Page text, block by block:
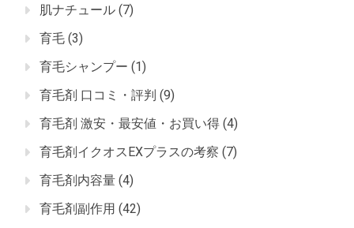
肌ナチュール (7)
育毛 (3)
育毛シャンプー (1)
育毛剤 口コミ・評判 (9)
育毛剤 激安・最安値・お買い得 (4)
育毛剤イクオスEXプラスの考察 (7)
育毛剤内容量 (4)
育毛剤副作用 (42)